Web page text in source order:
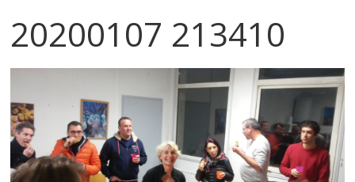
20200107 213410